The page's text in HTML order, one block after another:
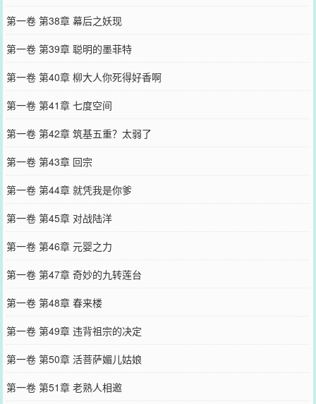
第一卷 第38章 幕后之妖现
第一卷 第39章 聪明的墨菲特
第一卷 第40章 柳大人你死得好香啊
第一卷 第41章 七度空间
第一卷 第42章 筑基五重？太弱了
第一卷 第43章 回宗
第一卷 第44章 就凭我是你爹
第一卷 第45章 对战陆洋
第一卷 第46章 元婴之力
第一卷 第47章 奇妙的九转莲台
第一卷 第48章 春来楼
第一卷 第49章 违背祖宗的决定
第一卷 第50章 活菩萨媚儿姑娘
第一卷 第51章 老熟人相邀